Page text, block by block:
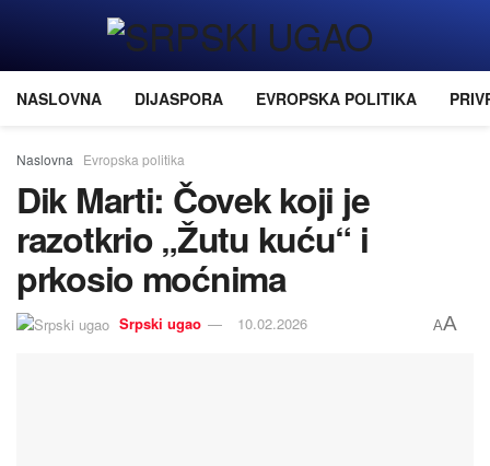
NASLOVNA DIJASPORA EVROPSKA POLITIKA
Naslovna Evropska politika
Dik Marti: Čovek koji je
razotkrio „Žutu kuću“ i
prkosio moćnima
Srpski ugao 10.02.2026 AA